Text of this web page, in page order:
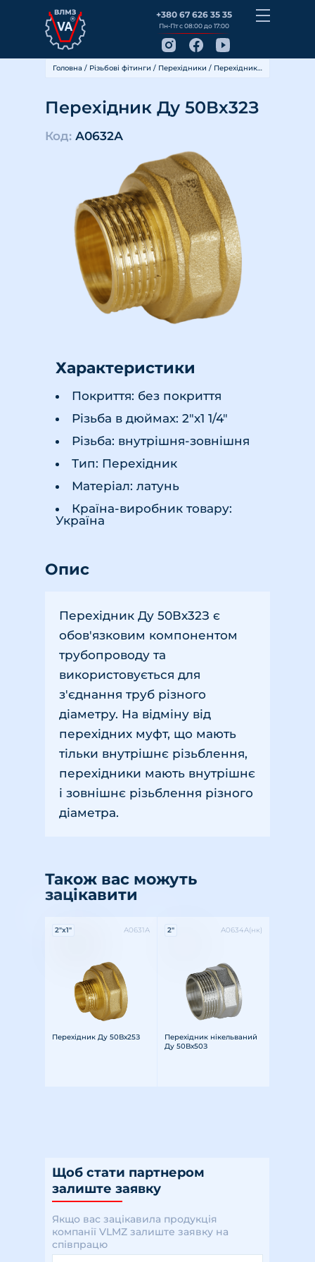
+380 67 626 35 35
Пн-Пт с 08:00 до 17:00
Головна / Різьбові фітинги / Перехідники / Перехідник Ду 50Вх32З
Перехідник Ду 50Вх32З
Код: А0632А
Характеристики
Покриття: без покриття
Різьба в дюймах: 2"х1 1/4"
Різьба: внутрішня-зовнішня
Тип: Перехідник
Матеріал: латунь
Країна-виробник товару:
Україна
Опис
Перехідник Ду 50Вх32З є
обов'язковим компонентом
трубопроводу та
використовується для
з'єднання труб різного
діаметру. На відміну від
перехідних муфт, що мають
тільки внутрішнє різьблення,
перехідники мають внутрішнє
і зовнішнє різьблення різного
діаметра.
Також вас можуть
зацікавити
2"x1" А0631А
Перехідник Ду 50Вх25З
Характеристики: 2" А0634А(нк)
Перехідник нікельваний
Ду 50Вх50З
Характеристики:
Щоб стати партнером
залиште заявку
Якщо вас зацікавила продукція
компанії VLMZ залиште заявку на
співпрацю